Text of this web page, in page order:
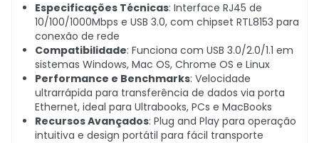
Especificações Técnicas: Interface RJ45 de
10/100/1000Mbps e USB 3.0, com chipset RTL8153 para
conexão de rede
Compatibilidade: Funciona com USB 3.0/2.0/1.1 em
sistemas Windows, Mac OS, Chrome OS e Linux
Performance e Benchmarks: Velocidade
ultrarrápida para transferência de dados via porta
Ethernet, ideal para Ultrabooks, PCs e MacBooks
Recursos Avançados: Plug and Play para operação
intuitiva e design portátil para fácil transporte